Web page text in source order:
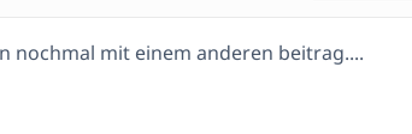
nochmal mit einem anderen beitrag....